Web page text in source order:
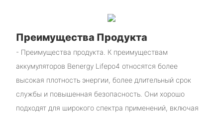
Преимущества Продукта
- Преимущества продукта. К преимуществам
аккумуляторов Benergy Lifepo4 относятся более
высокая плотность энергии, более длительный срок
службы и повышенная безопасность. Они хорошо
подходят для широкого спектра применений, включая